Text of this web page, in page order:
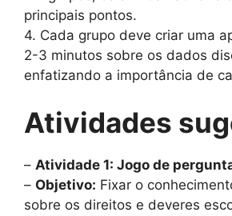
principais pontos.
4. Cada grupo deve criar uma
2-3 minutos sobre os dados
enfatizando a importância de
Atividades
– Atividade 1: Jogo de
– Objetivo: Fixar o
sobre os direitos e deveres